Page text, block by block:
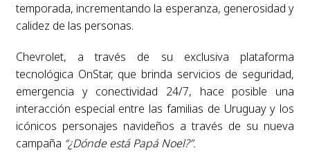
temporada, incrementando la esperanza, generosidad y
calidez de las personas.
Chevrolet, a través de su exclusiva plataforma
tecnológica OnStar, que brinda servicios de seguridad,
emergencia y conectividad 24/7, hace posible una
interacción especial entre las familias de Uruguay y los
icónicos personajes navideños a través de su nueva
campaña “¿Dónde está Papá Noel?”.